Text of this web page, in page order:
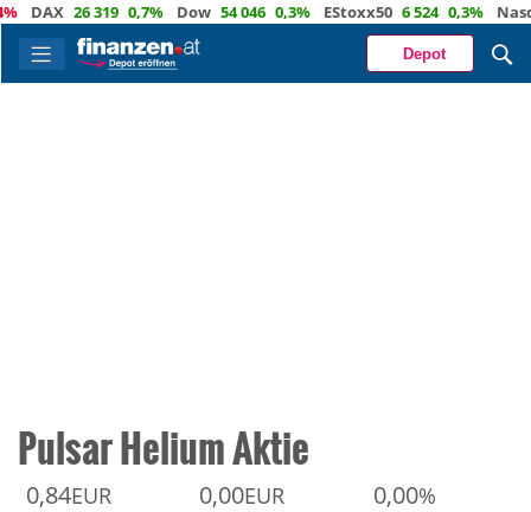
26 319 0,7% Dow 54 046 0,3% EStoxx50 6 524 0,3% Nasdaq
Depot
Pulsar Helium Aktie
0,84EUR 0,00EUR 0,00%